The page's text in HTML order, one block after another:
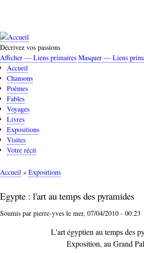
principal
Décrivez vos passions
Liens
primaires
Afficher — Liens primaires Masquer — Liens
Accueil
Chansons
Poèmes
Fables
Voyages
Livres
Expositions
Visites
Votre récit
Fil
d'Ariane
Accueil Expositions
Egypte : l'art au temps des pyramides
Soumis par pierre-yves le mer, 07/04/2010 - 00:23
L'art égyptien au temps des
Exposition, au Grand